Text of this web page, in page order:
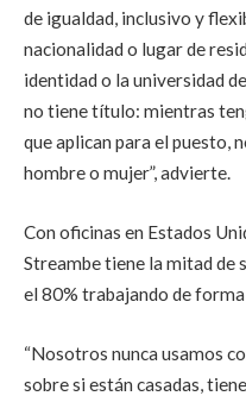
de igualdad, inclusivo y
nacionalidad o lugar de
identidad o la universidad
no tiene título: mientras
que aplican para el puesto,
hombre o mujer”, advierte.
Con oficinas en Estados
Streambe tiene la mitad de
el 80% trabajando de
“Nosotros nunca usamos
sobre si están casadas,